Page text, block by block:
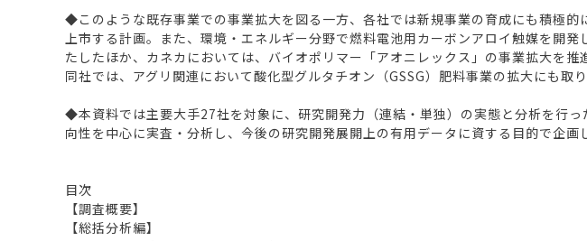
◆このような既存事業での事業拡大を図る一方、各社では新規事業の育成にも積極
上市する計画。また、環境・エネルギー分野で燃料電池用カーボンアロイ触媒を開
たしたほか、カネカにおいては、バイオポリマー「アオニレックス」の事業拡大を
同社では、アグリ関連において酸化型グルタチオン（GSSG）肥料事業の拡大にも
◆本資料では主要大手27社を対象に、研究開発力（連結・単独）の実態と分析を行
向性を中心に実査・分析し、今後の研究開発展開上の有用データに資する目的で企画
目次
【調査概要】
【総括分析編】